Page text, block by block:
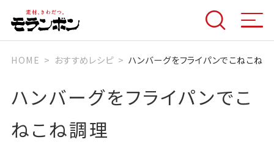
HOME おすすめレシピ ハンバーグをフライパンでこねこね
ハンバーグをフライパンでこ
ねこね調理